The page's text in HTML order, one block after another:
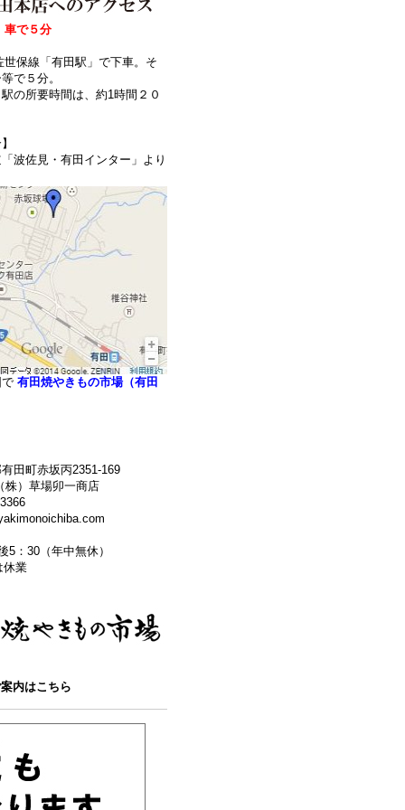
車で５分
世保線「有田駅」で下車。そ
で５分。
の所要時間は、約1時間２０
波佐見・有田インター」より
有田焼やきもの市場（有田
田町赤坂丙2351-169
株）草場卯一商店
5：30（年中無休）
休業
内はこちら